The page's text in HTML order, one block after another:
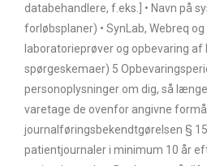
databehandlere, f.eks.] • Navn på
forløbsplaner) • SynLab, Webreq
laboratorieprøver og opbevaring af
spørgeskemaer) 5
personoplysninger om dig, så
varetage de ovenfor angivne
journalføringsbekendtgørelsen §
patientjournaler i minimum 10 år